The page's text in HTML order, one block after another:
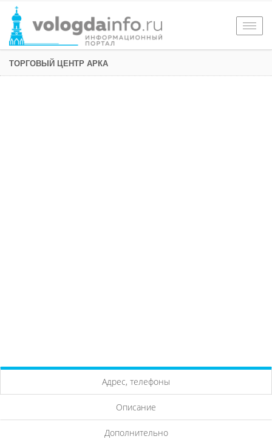
ТОРГОВЫЙ ЦЕНТР АРКА
Адрес, телефоны
Описание
Дополнительно